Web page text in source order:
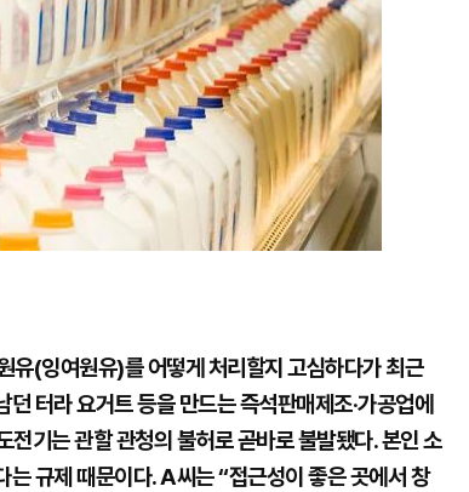
(잉여원유)를 어떻게 처리할지 고심하다가 최근
터라 요거트 등을 만드는 즉석판매제조‧가공업에
기는 관할 관청의 불허로 곧바로 불발됐다. 본인 소
규제 때문이다. A씨는 “접근성이 좋은 곳에서 창